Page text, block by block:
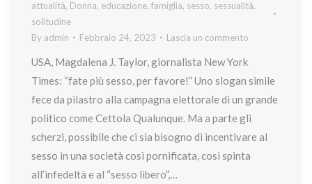
attualità, Donna, educazione, famiglia, sesso, sessualità,
solitudine
By admin Febbraio 24, 2023 Lascia un commento
USA, Magdalena J. Taylor, giornalista New York
Times: “fate più sesso, per favore!” Uno slogan simile
fece da pilastro alla campagna elettorale di un grande
politico come Cettola Qualunque. Ma a parte gli
scherzi, possibile che ci sia bisogno di incentivare al
sesso in una società così pornificata, così spinta
all’infedeltà e al “sesso libero”,…